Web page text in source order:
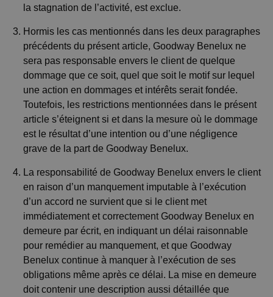
la stagnation de l’activité, est exclue.
Hormis les cas mentionnés dans les deux paragraphes
précédents du présent article, Goodway Benelux ne
sera pas responsable envers le client de quelque
dommage que ce soit, quel que soit le motif sur lequel
une action en dommages et intérêts serait fondée.
Toutefois, les restrictions mentionnées dans le présent
article s’éteignent si et dans la mesure où le dommage
est le résultat d’une intention ou d’une négligence
grave de la part de Goodway Benelux.
La responsabilité de Goodway Benelux envers le client
en raison d’un manquement imputable à l’exécution
d’un accord ne survient que si le client met
immédiatement et correctement Goodway Benelux en
demeure par écrit, en indiquant un délai raisonnable
pour remédier au manquement, et que Goodway
Benelux continue à manquer à l’exécution de ses
obligations même après ce délai. La mise en demeure
doit contenir une description aussi détaillée que